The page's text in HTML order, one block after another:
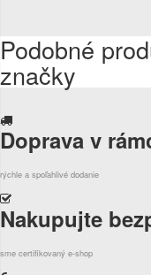
Podobné
značky
Doprava v
rýchle a spoľahlivé dodanie
Nakupujte
sme certifikovaný e-shop